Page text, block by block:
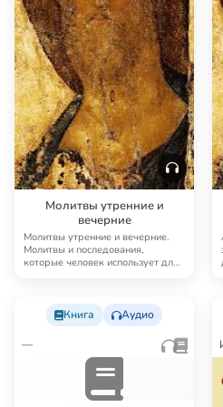
Молитвы утренние и
вечерние
Молитвы утренние и вечерние.
Молитвы и последования,
которые человек использует для
Книга Аудио
—